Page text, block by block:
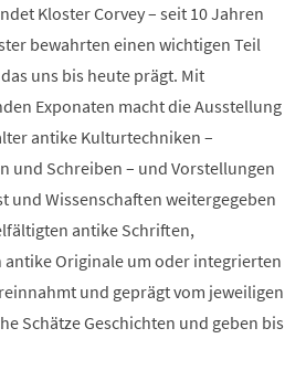
Kloster Corvey – seit 10 Jahren
bewahrten einen wichtigen Teil
uns bis heute prägt. Mit
Exponaten macht die Ausstellung
antike Kulturtechniken –
und Schreiben – und Vorstellungen
und Wissenschaften weitergegeben
antike Schriften,
Originale um oder integrierten
und geprägt vom jeweiligen
Schätze Geschichten und geben bis